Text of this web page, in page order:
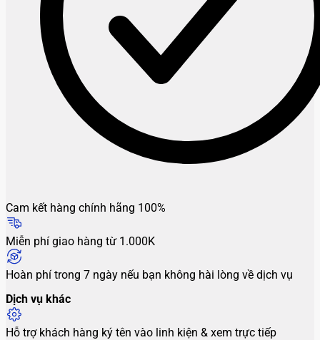
Cam kết hàng chính hãng 100%
Miễn phí giao hàng từ 1.000K
Hoàn phí trong 7 ngày nếu bạn không hài lòng về dịch vụ
Dịch vụ khác
Hỗ trợ khách hàng ký tên vào linh kiện & xem trực tiếp